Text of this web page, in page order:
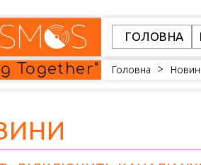
Together"
ГОЛОВНА
Головна >